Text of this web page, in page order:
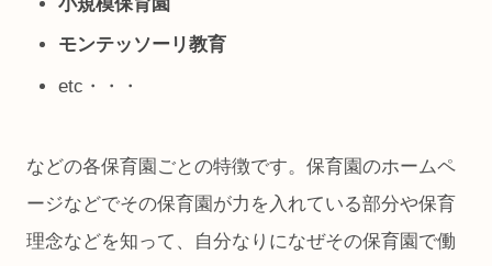
モンテッソーリ教育
etc・・・
などの各保育園ごとの特徴です。保育園のホームペ
ージなどでその保育園が力を入れている部分や保育
理念などを知って、自分なりになぜその保育園で働